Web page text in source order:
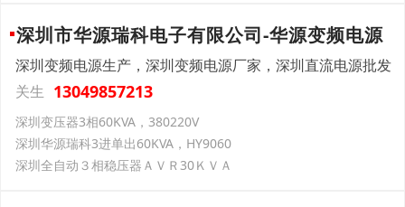
深圳市华源瑞科电子有限公司-华源变频电源
深圳变频电源生产，深圳变频电源厂家，深圳直流电源批发
关生 13049857213
深圳变压器3相60KVA，380220V
深圳华源瑞科3进单出60KVA，HY9060
深圳全自动３相稳压器ＡＶＲ30ＫＶＡ